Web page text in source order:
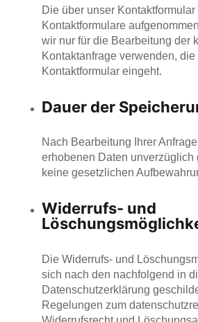
Die über unser
Kontaktformulare
wir nur für die Bearbeitung der
Kontaktanfrage verwenden,
Kontaktformular eingeht.
Dauer der
Nach Bearbeitung Ihrer
erhobenen Daten unverzüglich
keine gesetzlichen
Widerrufs- und
Die Widerrufs- und
sich nach den nachfolgend in
Datenschutzerklärung
Regelungen zum